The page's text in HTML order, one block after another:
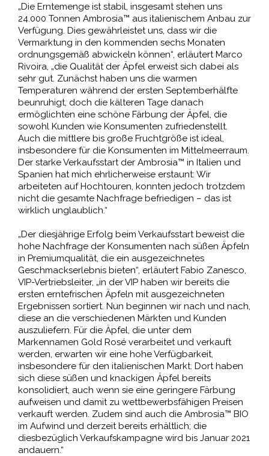
„Die Erntemenge ist stabil, insgesamt stehen uns
24.000 Tonnen Ambrosia™ aus italienischem Anbau zur
Verfügung. Dies gewährleistet uns, dass wir die
Vermarktung in den kommenden sechs Monaten
ordnungsgemäß abwickeln können“, erläutert Marco
Rivoira, „die Qualität der Äpfel erweist sich dabei als
sehr gut. Zunächst haben uns die warmen
Temperaturen während der ersten Septemberhälfte
beunruhigt, doch die kälteren Tage danach
ermöglichten eine schöne Färbung der Äpfel, die
sowohl Kunden wie Konsumenten zufriedenstellt.
Auch die mittlere bis große Fruchtgröße ist ideal,
insbesondere für die Konsumenten im Mittelmeerraum.
Der starke Verkaufsstart der Ambrosia™ in Italien und
Spanien hat mich ehrlicherweise erstaunt: Wir
arbeiteten auf Hochtouren, konnten jedoch trotzdem
nicht die gesamte Nachfrage befriedigen – das ist
wirklich unglaublich.“
„Der diesjährige Erfolg beim Verkaufsstart beweist die
hohe Nachfrage der Konsumenten nach süßen Äpfeln
in Premiumqualität, die ein ausgezeichnetes
Geschmackserlebnis bieten“, erläutert Fabio Zanesco,
VIP-Vertriebsleiter, „in der VIP haben wir bereits die
ersten erntefrischen Äpfeln mit ausgezeichneten
Ergebnissen sortiert. Nun beginnen wir nach und nach,
diese an die verschiedenen Märkten und Kunden
auszuliefern. Für die Äpfel, die unter dem
Markennamen Gold Rosé verarbeitet und verkauft
werden, erwarten wir eine hohe Verfügbarkeit,
insbesondere für den italienischen Markt. Dort haben
sich diese süßen und knackigen Äpfel bereits
konsolidiert, auch wenn sie eine geringere Färbung
aufweisen und damit zu wettbewerbsfähigen Preisen
verkauft werden. Zudem sind auch die Ambrosia™ BIO
im Aufwind und derzeit bereits erhältlich; die
diesbezüglich Verkaufskampagne wird bis Januar 2021
andauern.“